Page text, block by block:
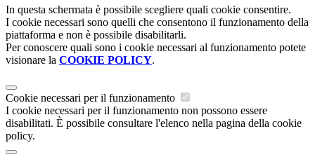
In questa schermata è possibile scegliere quali cookie consentire.
I cookie necessari sono quelli che consentono il funzionamento della
piattaforma e non è possibile disabilitarli.
Per conoscere quali sono i cookie necessari al funzionamento potete
visionare la COOKIE POLICY.
Cookie necessari per il funzionamento
I cookie necessari per il funzionamento non possono essere
disabilitati. È possibile consultare l'elenco nella pagina della cookie
policy.